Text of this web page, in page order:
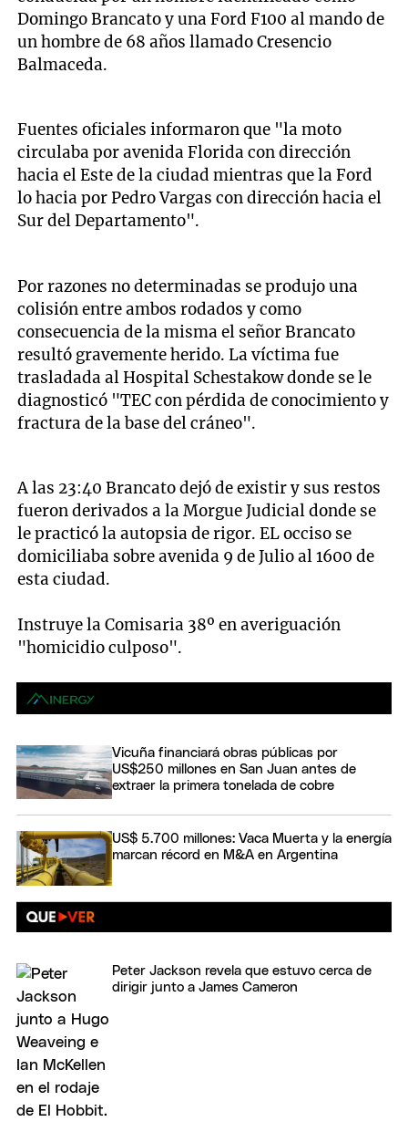
Domingo Brancato y una Ford F100 al mando de
un hombre de 68 años llamado Cresencio
Balmaceda.
Fuentes oficiales informaron que "la moto
circulaba por avenida Florida con dirección
hacia el Este de la ciudad mientras que la Ford
lo hacia por Pedro Vargas con dirección hacia el
Sur del Departamento".
Por razones no determinadas se produjo una
colisión entre ambos rodados y como
consecuencia de la misma el señor Brancato
resultó gravemente herido. La víctima fue
trasladada al Hospital Schestakow donde se le
diagnosticó "TEC con pérdida de conocimiento y
fractura de la base del cráneo".
A las 23:40 Brancato dejó de existir y sus restos
fueron derivados a la Morgue Judicial donde se
le practicó la autopsia de rigor. EL occiso se
domiciliaba sobre avenida 9 de Julio al 1600 de
esta ciudad.
Instruye la Comisaria 38º en averiguación
"homicidio culposo".
Vicuña financiará obras públicas por
US$250 millones en San Juan antes de
extraer la primera tonelada de cobre
US$ 5.700 millones: Vaca Muerta y la energía
marcan récord en M&A en Argentina
Peter Jackson revela que estuvo cerca de
dirigir junto a James Cameron